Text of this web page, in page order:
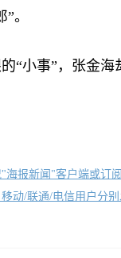
。
事”，张金海
海报新闻"客户端或订
动/联通/电信用户分别